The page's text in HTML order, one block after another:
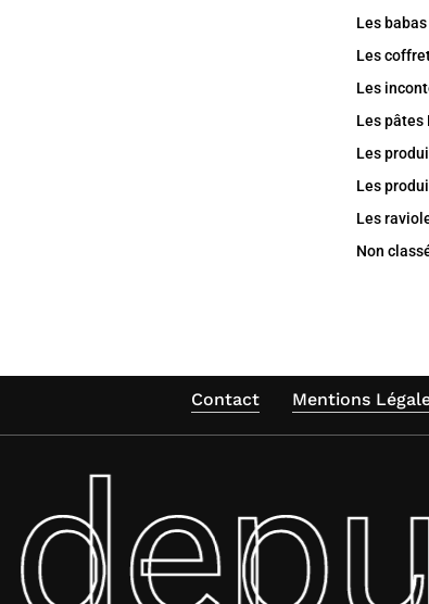
Les
Les
Les
Les pâtes
Les
Les
Les
Non
Contact Mentions